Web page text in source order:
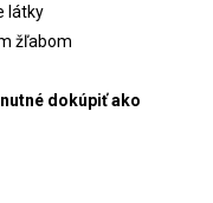
látky
žľabom
dokúpiť ako